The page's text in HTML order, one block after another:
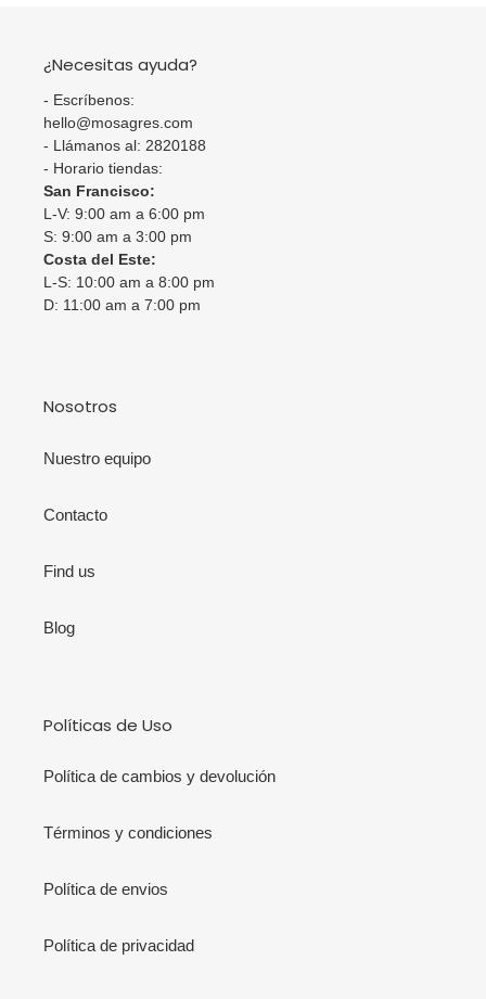
¿Necesitas ayuda?
- Escríbenos:
hello@mosagres.com
- Llámanos al: 2820188
- Horario tiendas:
San Francisco:
L-V: 9:00 am a 6:00 pm
S: 9:00 am a 3:00 pm
Costa del Este:
L-S: 10:00 am a 8:00 pm
D: 11:00 am a 7:00 pm
Nosotros
Nuestro equipo
Contacto
Find us
Blog
Políticas de Uso
Política de cambios y devolución
Términos y condiciones
Política de envios
Política de privacidad